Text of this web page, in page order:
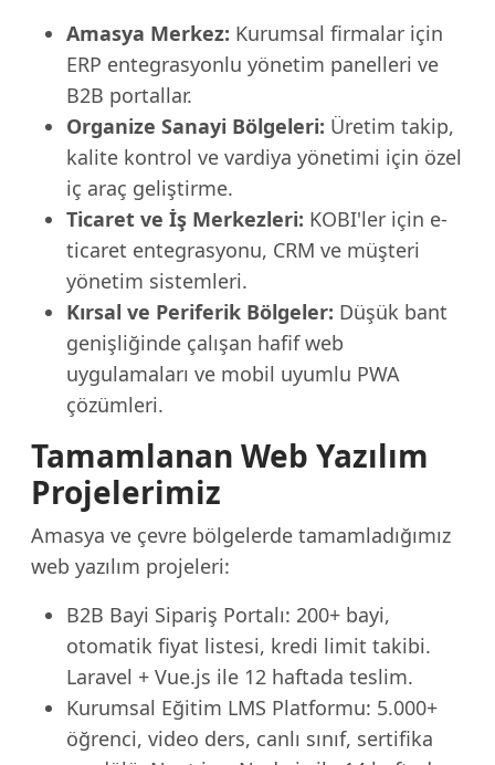
Amasya Merkez: Kurumsal firmalar için
ERP entegrasyonlu yönetim panelleri ve
B2B portallar.
Organize Sanayi Bölgeleri: Üretim takip,
kalite kontrol ve vardiya yönetimi için özel
iç araç geliştirme.
Ticaret ve İş Merkezleri: KOBI'ler için e-
ticaret entegrasyonu, CRM ve müşteri
yönetim sistemleri.
Kırsal ve Periferik Bölgeler: Düşük bant
genişliğinde çalışan hafif web
uygulamaları ve mobil uyumlu PWA
çözümleri.
Tamamlanan Web Yazılım
Projelerimiz
Amasya ve çevre bölgelerde tamamladığımız
web yazılım projeleri:
B2B Bayi Sipariş Portalı: 200+ bayi,
otomatik fiyat listesi, kredi limit takibi.
Laravel + Vue.js ile 12 haftada teslim.
Kurumsal Eğitim LMS Platformu: 5.000+
öğrenci, video ders, canlı sınıf, sertifika